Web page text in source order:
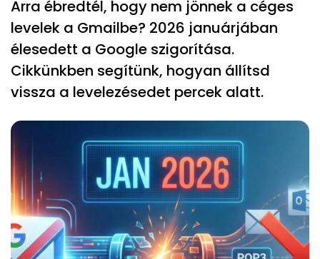
Arra ébredtél, hogy nem jönnek a céges
levelek a Gmailbe? 2026 januárjában
élesedett a Google szigorítása.
Cikkünkben segítünk, hogyan állítsd
vissza a levelezésedet percek alatt.